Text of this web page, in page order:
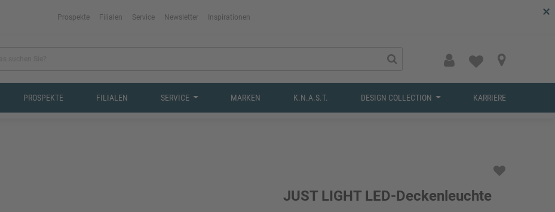
×
Prospekte Filialen Service Newsletter Inspirationen
PROSPEKTE FILIALEN SERVICE MARKEN K.N.A.S.T. DESIGN COLLECTION KARRIERE
JUST LIGHT LED-Deckenleuchte